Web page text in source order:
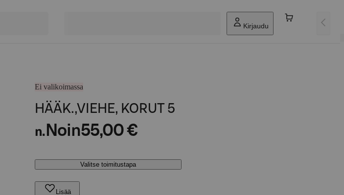
Kirjaudu
Ei valikoimassa
HÄÄK.,VIEHE, KORUT 5
n. Noin55,00 €
Valitse toimitustapa
Lisää